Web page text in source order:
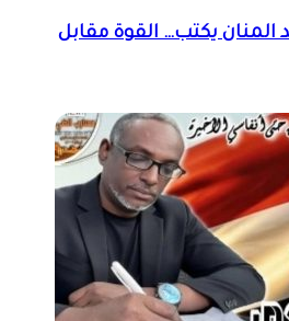
يكتب… القوة مقابل